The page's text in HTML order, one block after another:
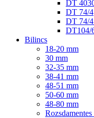
DT
DT 74/4
DT 74/
DT104/
Bilincs
18-20 mm
30 mm
32-35 mm
38-41 mm
48-51 mm
50-60 mm
48-80 mm